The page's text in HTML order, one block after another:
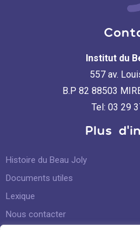
Institut du
557 av.
B.P 82 88503
Tel: 03 29
Plus
Histoire du Beau Joly
Documents utiles
Lexique
Nous contacter